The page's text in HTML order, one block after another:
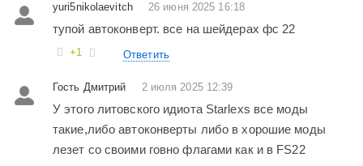
yuri5nikolaevitch 26 июня 2025 16:18
тупой автоконверт. все на шейдерах фс 22
+1 Ответить
Гость Дмитрий 2 июля 2025 12:39
У этого литовского идиота Starlexs все моды
такие,либо автоконверты либо в хорошие моды
лезет со своими говно флагами как и в FS22